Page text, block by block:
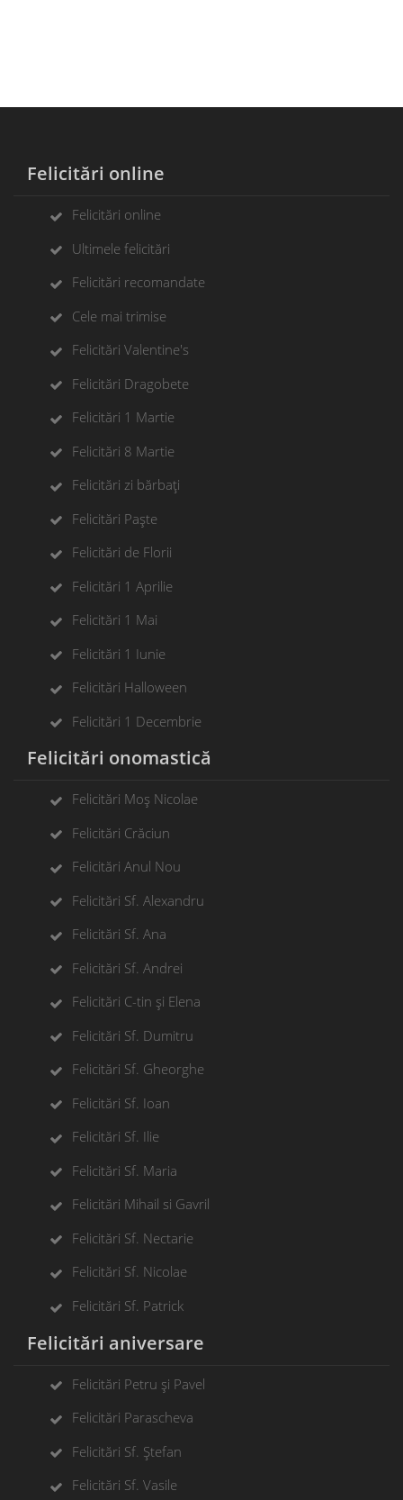
Felicitări online
Felicitări online
Ultimele felicitări
Felicitări recomandate
Cele mai trimise
Felicitări Valentine's
Felicitări Dragobete
Felicitări 1 Martie
Felicitări 8 Martie
Felicitări zi bărbați
Felicitări Paște
Felicitări de Florii
Felicitări 1 Aprilie
Felicitări 1 Mai
Felicitări 1 Iunie
Felicitări Halloween
Felicitări 1 Decembrie
Felicitări onomastică
Felicitări Moș Nicolae
Felicitări Crăciun
Felicitări Anul Nou
Felicitări Sf. Alexandru
Felicitări Sf. Ana
Felicitări Sf. Andrei
Felicitări C-tin și Elena
Felicitări Sf. Dumitru
Felicitări Sf. Gheorghe
Felicitări Sf. Ioan
Felicitări Sf. Ilie
Felicitări Sf. Maria
Felicitări Mihail si Gavril
Felicitări Sf. Nectarie
Felicitări Sf. Nicolae
Felicitări Sf. Patrick
Felicitări aniversare
Felicitări Petru și Pavel
Felicitări Parascheva
Felicitări Sf. Ștefan
Felicitări Sf. Vasile